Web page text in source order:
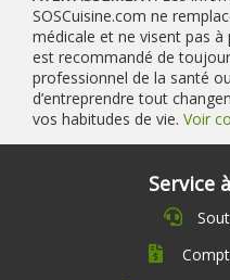
SOSCuisine.com ne
médicale et ne visent pas
est recommandé de
professionnel de la santé
d’entreprendre tout
vos habitudes de vie. Voir
Service